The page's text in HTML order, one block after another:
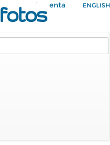
Mi Cuenta ENGLISH